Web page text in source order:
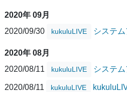
2020年 09月
2020/09/30
kukuluLIVE システ
2020年 08月
2020/08/11
kukuluLIVE システ
2020/08/11 kukuluLIVE